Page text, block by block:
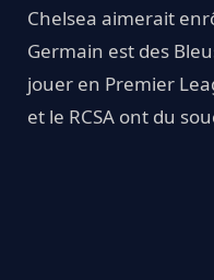
Chelsea aimerait
Germain est des
jouer en Premier
et le RCSA ont du